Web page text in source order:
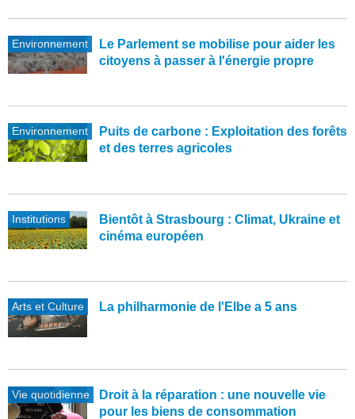
Environnement
Le Parlement se mobilise pour aider les
citoyens à passer à l'énergie propre
Environnement
Puits de carbone : Exploitation des forêts
et des terres agricoles
Institutions
Bientôt à Strasbourg : Climat, Ukraine et
cinéma européen
Arts et Culture La philharmonie de l'Elbe a 5 ans
Vie quotidienne
Droit à la réparation : une nouvelle vie
pour les biens de consommation